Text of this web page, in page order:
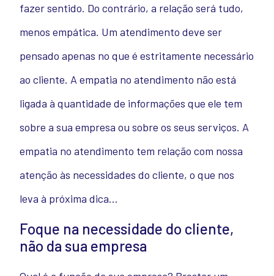
fazer sentido. Do contrário, a relação será tudo,
menos empática. Um atendimento deve ser
pensado apenas no que é estritamente necessário
ao cliente. A empatia no atendimento não está
ligada à quantidade de informações que ele tem
sobre a sua empresa ou sobre os seus serviços. A
empatia no atendimento tem relação com nossa
atenção às necessidades do cliente, o que nos
leva à próxima dica…
Foque na necessidade do cliente,
não da sua empresa